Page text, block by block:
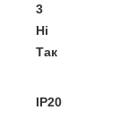
3
Ні
Так
IP20